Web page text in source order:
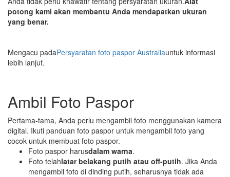
potong kami akan membantu Anda mendapatkan ukuran
yang benar.
Mengacu padaPersyaratan foto paspor Australiauntuk informasi
lebih lanjut.
Ambil Foto Paspor
Pertama-tama, Anda perlu mengambil foto menggunakan kamera
digital. Ikuti panduan foto paspor untuk mengambil foto yang
cocok untuk membuat foto paspor.
Foto paspor harusdalam warna.
Foto telahlatar belakang putih atau off-putih. Jika Anda
mengambil foto di dinding putih, seharusnya tidak ada